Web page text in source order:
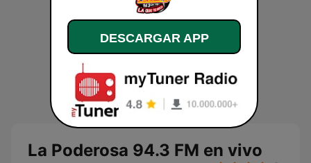
La Poderosa 94.3 FM en vivo
DESCARGAR APP